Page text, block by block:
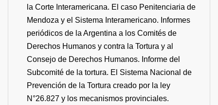
la Corte Interamericana. El caso Penitenciaria de
Mendoza y el Sistema Interamericano. Informes
periódicos de la Argentina a los Comités de
Derechos Humanos y contra la Tortura y al
Consejo de Derechos Humanos. Informe del
Subcomité de la tortura. El Sistema Nacional de
Prevención de la Tortura creado por la ley
N°26.827 y los mecanismos provinciales.